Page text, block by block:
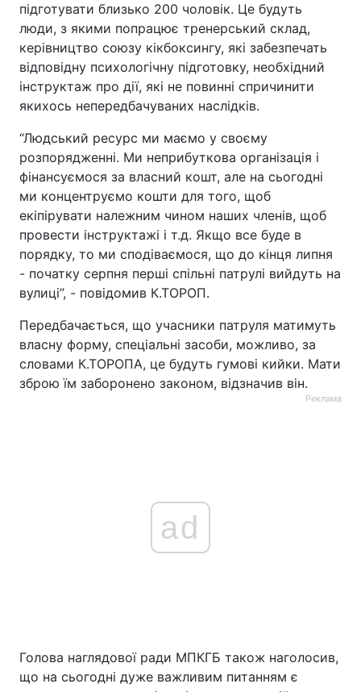
Тема оформлення
підготувати близько 200 чоловік. Це будуть
люди, з якими попрацює тренерський склад,
керівництво союзу кікбоксингу, які забезпечать
відповідну психологічну підготовку, необхідний
інструктаж про дії, які не повинні спричинити
якихось непередбачуваних наслідків.
“Людський ресурс ми маємо у своєму
розпорядженні. Ми неприбуткова організація і
фінансуємося за власний кошт, але на сьогодні
ми концентруємо кошти для того, щоб
екіпірувати належним чином наших членів, щоб
провести інструктажі і т.д. Якщо все буде в
порядку, то ми сподіваємося, що до кінця липня
- початку серпня перші спільні патрулі вийдуть на
вулиці”, - повідомив К.ТОРОП.
Передбачається, що учасники патруля матимуть
власну форму, спеціальні засоби, можливо, за
словами К.ТОРОПА, це будуть гумові кийки. Мати
зброю їм заборонено законом, відзначив він.
Реклама
ad
Голова наглядової ради МПКГБ також наголосив,
що на сьогодні дуже важливим питанням є